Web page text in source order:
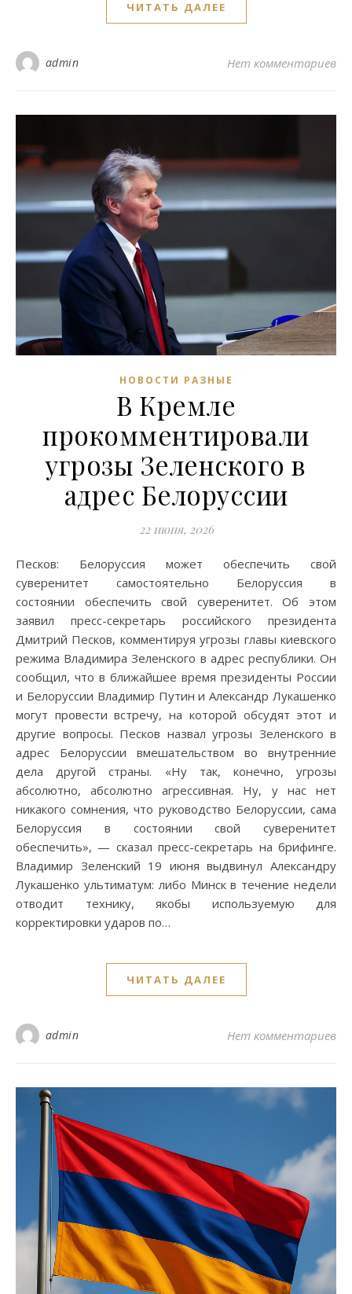
ЧИТАТЬ ДАЛЕЕ
admin Нет комментариев
НОВОСТИ РАЗНЫЕ
В Кремле
прокомментировали
угрозы Зеленского в
адрес Белоруссии
22 июня, 2026
Песков: Белоруссия может обеспечить свой
суверенитет самостоятельно Белоруссия в
состоянии обеспечить свой суверенитет. Об этом
заявил пресс-секретарь российского президента
Дмитрий Песков, комментируя угрозы главы киевского
режима Владимира Зеленского в адрес республики. Он
сообщил, что в ближайшее время президенты России
и Белоруссии Владимир Путин и Александр Лукашенко
могут провести встречу, на которой обсудят этот и
другие вопросы. Песков назвал угрозы Зеленского в
адрес Белоруссии вмешательством во внутренние
дела другой страны. «Ну так, конечно, угрозы
абсолютно, абсолютно агрессивная. Ну, у нас нет
никакого сомнения, что руководство Белоруссии, сама
Белоруссия в состоянии свой суверенитет
обеспечить», — сказал пресс-секретарь на брифинге.
Владимир Зеленский 19 июня выдвинул Александру
Лукашенко ультиматум: либо Минск в течение недели
отводит технику, якобы используемую для
корректировки ударов по…
ЧИТАТЬ ДАЛЕЕ
admin Нет комментариев